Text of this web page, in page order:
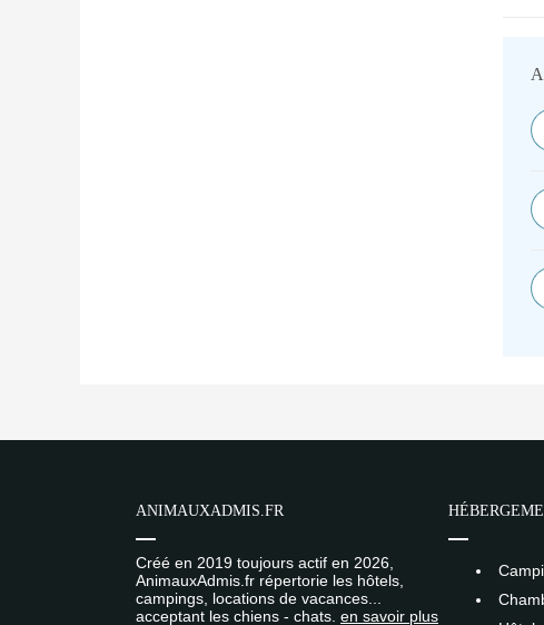
ANIMAUXADMIS.FR
Créé en 2019 toujours actif en 2026,
AnimauxAdmis.fr répertorie les hôtels,
campings, locations de vacances...
acceptant les chiens - chats. en savoir plus